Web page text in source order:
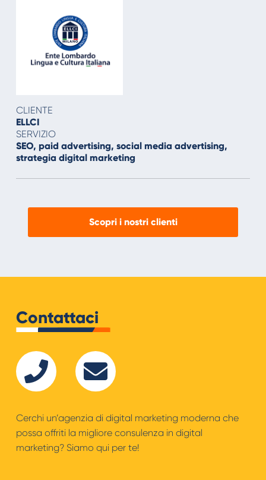
CLIENTE
ELLCI
SERVIZIO
SEO, paid advertising, social media advertising,
strategia digital marketing
Scopri i nostri clienti
Contattaci
Cerchi un’agenzia di digital marketing moderna che
possa offriti la migliore consulenza in digital
marketing? Siamo qui per te!